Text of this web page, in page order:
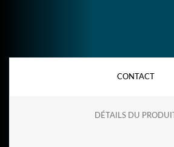
CONTACT
DÉTAILS DU PRODUIT